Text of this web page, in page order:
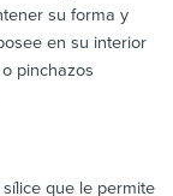
su forma y
en su interior
pinchazos
que le permite